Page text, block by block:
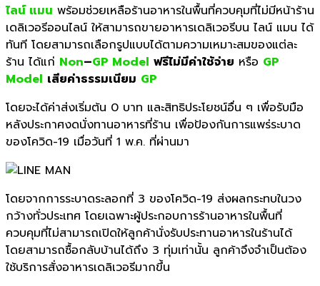
ไลน์ แมน พร้อมช่วยเหลือร้านอาหารในพื้นที่ควบคุมที่ไม่มีหน้าร้าน
เดลิเวอรีออนไลน์ ให้สามารถขายอาหารเดลิเวอรีบน ไลน์ แมน ได้
ทันที โดยสามารถเลือกรูปแบบได้ตามความเหมาะสมของแต่ละ
ร้าน ได้แก่ Non–GP Model ฟรีไม่มีค่าใช้จ่าย หรือ GP
Model เสียค่าธรรมเนียม GP
โดยจะได้ค่าส่งเริ่มต้น 0 บาท และสิทธิประโยชน์อื่น ๆ เพื่อรับมือ
หลังประกาศงดนั่งทานอาหารที่ร้าน เพื่อป้องกันการแพร่ระบาด
ของโควิด-19 เมื่อวันที่ 1 พ.ค. ที่ผ่านมา
โดยจากการระบาดระลอกที่ 3 ของโควิด-19 ส่งผลกระทบในวง
กว้างทั่วประเทศ โดยเฉพาะผู้ประกอบการร้านอาหารในพื้นที่
ควบคุมที่ไม่สามารถเปิดให้ลูกค้านั่งรับประทานอาหารในร้านได้
โดยสามารถซื้อกลับบ้านได้ถึง 3 ทุ่มเท่านั้น ลูกค้าจึงจำเป็นต้อง
ใช้บริการสั่งอาหารเดลิเวอรีมากขึ้น